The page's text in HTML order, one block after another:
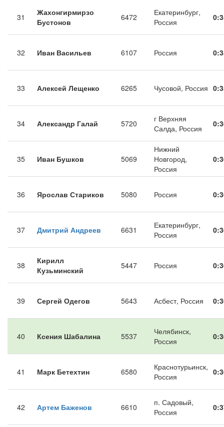
31
Жахонгирмирзо
Бустонов
6472
Екатеринбург,
Россия
32 Иван Васильев 6107 Россия
33 Алексей Лещенко 6265 Чусовой, Россия
34 Александр Галай 5720
г Верхняя
Салда, Россия
35 Иван Бушков 5069
Нижний
Новгород,
Россия
36 Ярослав Стариков 5080 Россия
37 Дмитрий Андреев 6631
Екатеринбург,
Россия
38
Кирилл
Кузьминский
5447 Россия
39 Сергей Одегов 5643 Асбест, Россия
40 Ксения Шабалина 5537
Челябинск,
Россия
41 Марк Бетехтин 6580
Краснотурьинск,
Россия
42 Артем Баженов 6610
п. Садовый,
Россия